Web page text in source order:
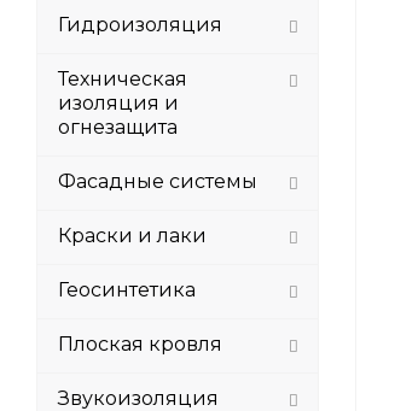
Гидроизоляция
Техническая
изоляция и
огнезащита
Фасадные системы
Краски и лаки
Геосинтетика
Плоская кровля
Звукоизоляция